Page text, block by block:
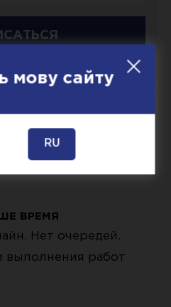
обслуживают
с большим опытом
ВРЕМЯ
Нет очередей.
выполнения работ
мову сайту
RU